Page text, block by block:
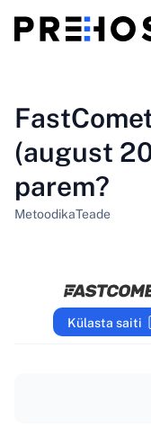
Võrdlused
Kupongid
ET
(august
parem?
MetoodikaTeade
Külasta saiti